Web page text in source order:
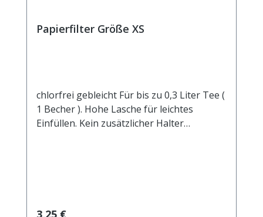
Papierfilter Größe XS
chlorfrei gebleicht Für bis zu 0,3 Liter Tee (
1 Becher ). Hohe Lasche für leichtes
Einfüllen. Kein zusätzlicher Halter
Regulärer Preis:
3,25 €